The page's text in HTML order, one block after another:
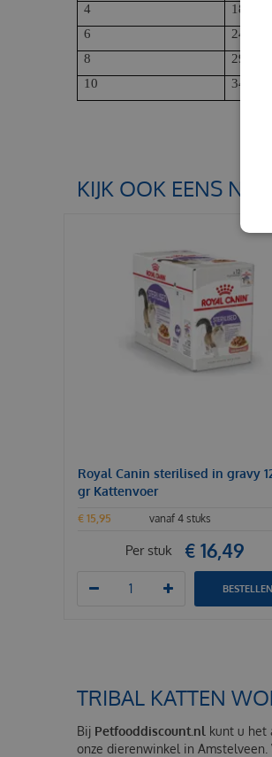
4
180 –
6
240 –
8
290 –
10
340–
KIJK OOK EENS
Royal Canin sterilised in gravy
gr Kattenvoer
vanaf 4 stuks
€ 15,95
€ 16,49
Per stuk
BESTELLEN
TRIBAL KATTEN
Bij Petfooddiscount.nl kunt u het
onze dierenwinkel in